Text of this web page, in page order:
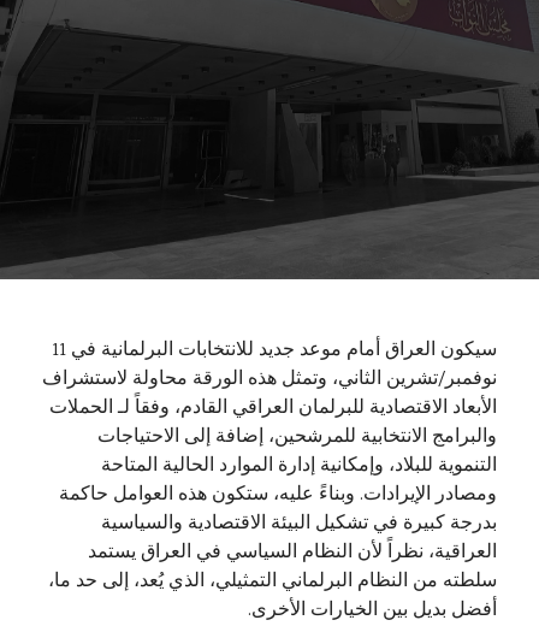
سيكون العراق أمام موعد جديد للانتخابات البرلمانية في 11
نوفمبر/تشرين الثاني، وتمثل هذه الورقة محاولة لاستشراف
الأبعاد الاقتصادية للبرلمان العراقي القادم، وفقاً لـ الحملات
والبرامج الانتخابية للمرشحين، إضافة إلى الاحتياجات
التنموية للبلاد، وإمكانية إدارة الموارد الحالية المتاحة
ومصادر الإيرادات. وبناءً عليه، ستكون هذه العوامل حاكمة
بدرجة كبيرة في تشكيل البيئة الاقتصادية والسياسية
العراقية، نظراً لأن النظام السياسي في العراق يستمد
سلطته من النظام البرلماني التمثيلي، الذي يُعد، إلى حد ما،
أفضل بديل بين الخيارات الأخرى.